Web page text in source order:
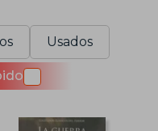
Usados